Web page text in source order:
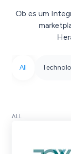
Ob es um
All
ALL